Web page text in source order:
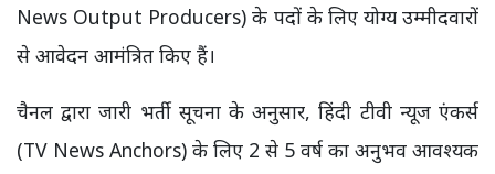
News Output Producers) के पदों के लिए योग्य उम्मीदवारों
से आवेदन आमंत्रित किए हैं।
चैनल द्वारा जारी भर्ती सूचना के अनुसार, हिंदी टीवी न्यूज एंकर्स
(TV News Anchors) के लिए 2 से 5 वर्ष का अनुभव आवश्यक